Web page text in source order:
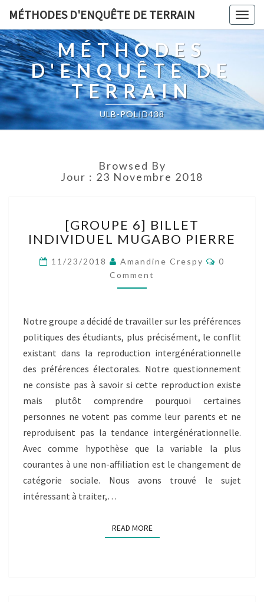
MÉTHODES D'ENQUÊTE DE TERRAIN
MÉTHODES
D'ENQUÊTE DE
TERRAIN
ULB-POLID438
Browsed By
Jour : 23 Novembre 2018
6]
BILLET
MUGABO
PIERRE
[GROUPE 6] BILLET
INDIVIDUEL MUGABO PIERRE
11/23/2018 Amandine Crespy
0
Comment
Notre groupe a décidé de travailler sur les préférences
politiques des étudiants, plus précisément, le conflit
existant dans la reproduction intergénérationnelle
des préférences électorales. Notre questionnement
ne consiste pas à savoir si cette reproduction existe
mais plutôt comprendre pourquoi certaines
personnes ne votent pas comme leur parents et ne
reproduisent pas la tendance intergénérationnelle.
Avec comme hypothèse que la variable la plus
courantes à une non-affiliation est le changement de
catégorie sociale. Nous avons trouvé le sujet
intéressant à traiter,…
READ MOREREAD MORE